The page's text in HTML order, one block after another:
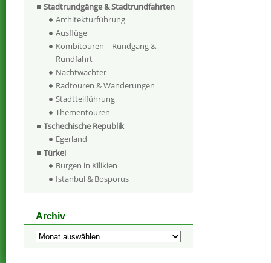
Stadtrundgänge & Stadtrundfahrten
Architekturführung
Ausflüge
Kombitouren – Rundgang &
Rundfahrt
Nachtwächter
Radtouren & Wanderungen
Stadtteilführung
Thementouren
Tschechische Republik
Egerland
Türkei
Burgen in Kilikien
Istanbul & Bosporus
Archiv
Archiv